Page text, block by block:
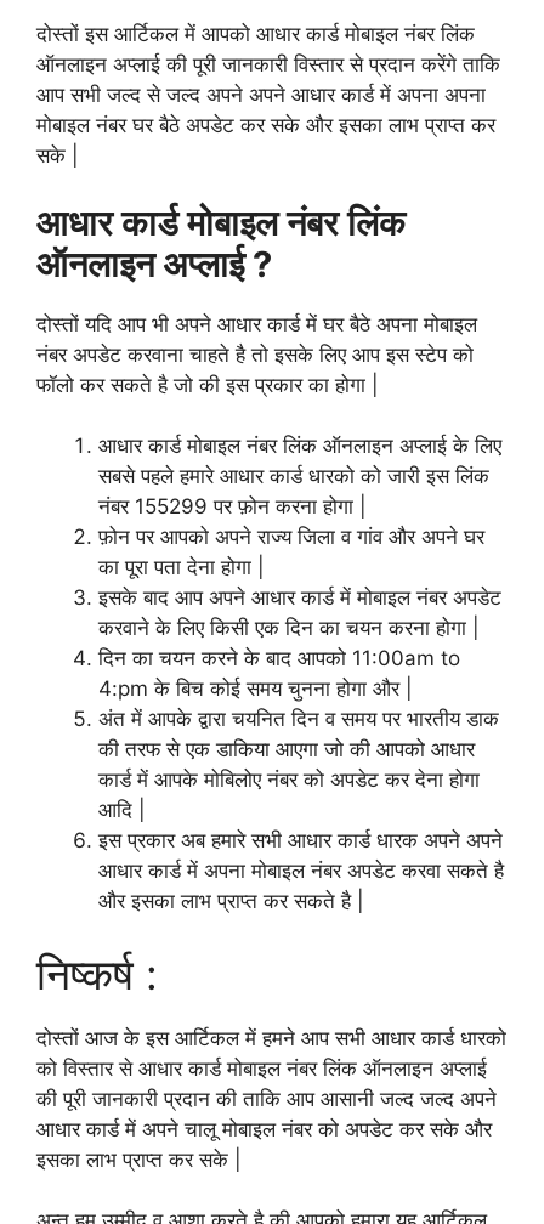
दोस्तों इस आर्टिकल में आपको आधार कार्ड मोबाइल नंबर लिंक
ऑनलाइन अप्लाई की पूरी जानकारी विस्तार से प्रदान करेंगे ताकि
आप सभी जल्द से जल्द अपने अपने आधार कार्ड में अपना अपना
मोबाइल नंबर घर बैठे अपडेट कर सके और इसका लाभ प्राप्त कर
सके |
आधार कार्ड मोबाइल नंबर लिंक
ऑनलाइन अप्लाई ?
दोस्तों यदि आप भी अपने आधार कार्ड में घरबैठे अपना मोबाइल
नंबर अपडेट करवाना चाहते है तो इसके लिए आप इस स्टेप को
फॉलो कर सकते है जो की इस प्रकार का होगा |
आधार कार्ड मोबाइल नंबर लिंक ऑनलाइन अप्लाई के लिए
सबसे पहले हमारे आधार कार्ड धारको को जारी इस लिंक
नंबर 155299 पर फ़ोन करना होगा |
फ़ोन पर आपको अपने राज्य जिला व गांव और अपने घर
का पूरा पता देना होगा |
इसके बाद आप अपने आधार कार्ड में मोबाइल नंबर अपडेट
करवाने के लिए किसी एक दिन का चयन करना होगा |
दिन का चयन करने के बाद आपको 11:00am to
4:pm के बिच कोई समय चुनना होगा और |
अंत में आपके द्वारा चयनित दिन व समय पर भारतीय डाक
की तरफ से एक डाकिया आएगा जो की आपको आधार
कार्ड में आपके मोबिलोए नंबर को अपडेट कर देना होगा
आदि |
इस प्रकार अब हमारे सभी आधार कार्ड धारक अपने अपने
आधार कार्ड में अपना मोबाइल नंबर अपडेट करवा सकते है
और इसका लाभ प्राप्त कर सकते है |
निष्कर्ष :
दोस्तों आज के इस आर्टिकल में हमने आप सभी आधार कार्ड धारको
को विस्तार से आधार कार्ड मोबाइल नंबर लिंक ऑनलाइन अप्लाई
की पूरी जानकारी प्रदान की ताकि आप आसानी जल्द जल्द अपने
आधार कार्ड में अपने चालू मोबाइल नंबर को अपडेट कर सके और
इसका लाभ प्राप्त कर सके |